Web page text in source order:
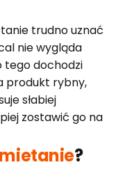
trudno uznać
nie wygląda
tego dochodzi
produkt rybny,
słabiej
zostawić go na
?